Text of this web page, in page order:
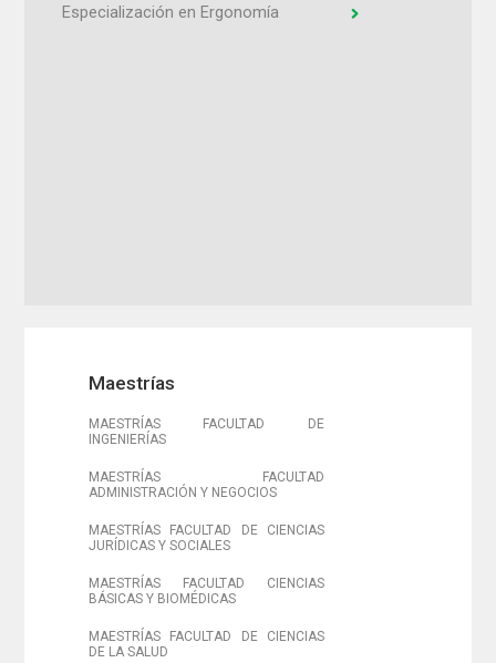
Especialización en Ergonomía
Maestrías
MAESTRÍAS FACULTAD DE
INGENIERÍAS
MAESTRÍAS FACULTAD
ADMINISTRACIÓN Y NEGOCIOS
MAESTRÍAS FACULTAD DE CIENCIAS
JURÍDICAS Y SOCIALES
MAESTRÍAS FACULTAD CIENCIAS
BÁSICAS Y BIOMÉDICAS
MAESTRÍAS FACULTAD DE CIENCIAS
DE LA SALUD